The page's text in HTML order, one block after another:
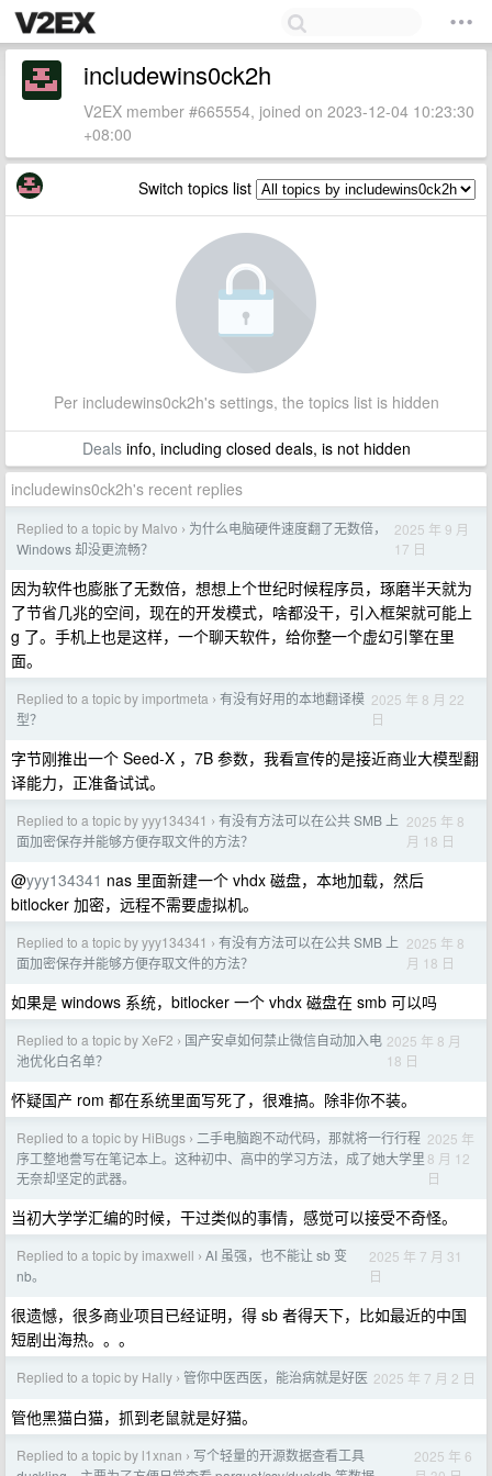
includewins0ck2h
V2EX member #665554, joined on 2023-12-04 10:23:30
+08:00
Switch topics list
Per includewins0ck2h's settings, the topics list is hidden
Dealsinfo, including closed deals, is not hidden
includewins0ck2h's recent replies
Replied to a topic by Malvo › 为什么电脑硬件速度翻了无数倍，
Windows 却没更流畅？
2025 年 9 月
17 日
因为软件也膨胀了无数倍，想想上个世纪时候程序员，琢磨半天就为
了节省几兆的空间，现在的开发模式，啥都没干，引入框架就可能上
g 了。手机上也是这样，一个聊天软件，给你整一个虚幻引擎在里
面。
Replied to a topic by importmeta › 有没有好用的本地翻译模
型？
2025 年 8 月 22
日
字节刚推出一个 Seed-X ，7B 参数，我看宣传的是接近商业大模型翻
译能力，正准备试试。
Replied to a topic by yyy134341 › 有没有方法可以在公共 SMB 上
面加密保存并能够方便存取文件的方法？
2025 年 8
月 18 日
@yyy134341 nas 里面新建一个 vhdx 磁盘，本地加载，然后
bitlocker 加密，远程不需要虚拟机。
Replied to a topic by yyy134341 › 有没有方法可以在公共 SMB 上
面加密保存并能够方便存取文件的方法？
2025 年 8
月 18 日
如果是 windows 系统，bitlocker 一个 vhdx 磁盘在 smb 可以吗
Replied to a topic by XeF2 › 国产安卓如何禁止微信自动加入电
池优化白名单？
2025 年 8 月
18 日
怀疑国产 rom 都在系统里面写死了，很难搞。除非你不装。
Replied to a topic by HiBugs › 二手电脑跑不动代码，那就将一行行程
序工整地誊写在笔记本上。这种初中、高中的学习方法，成了她大学里
无奈却坚定的武器。
2025 年
8 月 12
日
当初大学学汇编的时候，干过类似的事情，感觉可以接受不奇怪。
Replied to a topic by imaxwell › AI 虽强，也不能让 sb 变
nb。
2025 年 7 月 31
日
很遗憾，很多商业项目已经证明，得 sb 者得天下，比如最近的中国
短剧出海热。。。
Replied to a topic by Hally › 管你中医西医，能治病就是好医 2025 年 7 月 2 日
管他黑猫白猫，抓到老鼠就是好猫。
Replied to a topic by l1xnan › 写个轻量的开源数据查看工具
2025 年 6